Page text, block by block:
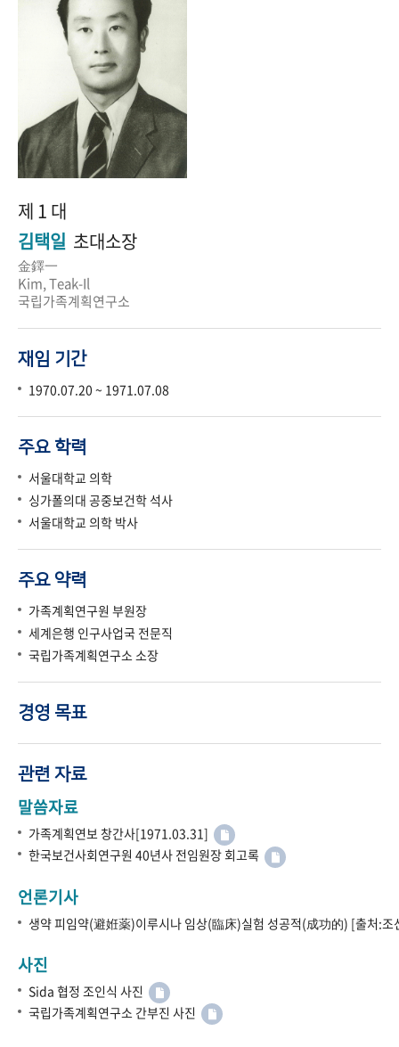
제 1 대
김택일 초대소장
金鐸一
Kim, Teak-Il
국립가족계획연구소
재임 기간
1970.07.20 ~ 1971.07.08
주요 학력
서울대학교 의학
싱가폴의대 공중보건학 석사
서울대학교 의학 박사
주요 약력
가족계획연구원 부원장
세계은행 인구사업국 전문직
국립가족계획연구소 소장
경영 목표
관련 자료
말씀자료
가족계획연보 창간사[1971.03.31]
한국보건사회연구원 40년사 전임원장 회고록
언론기사
생약 피임약(避姙薬)이루시나 임상(臨床)실험 성공적(成功的) [출처:
사진
Sida 협정 조인식 사진
국립가족계획연구소 간부진 사진